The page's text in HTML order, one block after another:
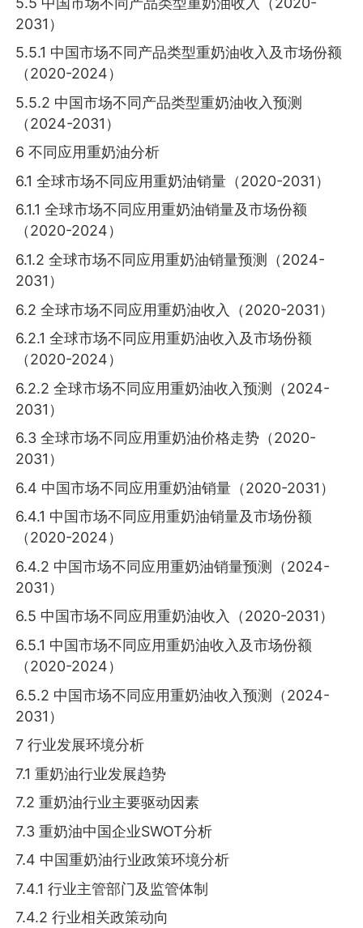
2031）
5.5.1 中国市场不同产品类型重奶油收入及市场份额
（2020-2024）
5.5.2 中国市场不同产品类型重奶油收入预测
（2024-2031）
6 不同应用重奶油分析
6.1 全球市场不同应用重奶油销量（2020-2031）
6.1.1 全球市场不同应用重奶油销量及市场份额
（2020-2024）
6.1.2 全球市场不同应用重奶油销量预测（2024-
2031）
6.2 全球市场不同应用重奶油收入（2020-2031）
6.2.1 全球市场不同应用重奶油收入及市场份额
（2020-2024）
6.2.2 全球市场不同应用重奶油收入预测（2024-
2031）
6.3 全球市场不同应用重奶油价格走势（2020-
2031）
6.4 中国市场不同应用重奶油销量（2020-2031）
6.4.1 中国市场不同应用重奶油销量及市场份额
（2020-2024）
6.4.2 中国市场不同应用重奶油销量预测（2024-
2031）
6.5 中国市场不同应用重奶油收入（2020-2031）
6.5.1 中国市场不同应用重奶油收入及市场份额
（2020-2024）
6.5.2 中国市场不同应用重奶油收入预测（2024-
2031）
7 行业发展环境分析
7.1 重奶油行业发展趋势
7.2 重奶油行业主要驱动因素
7.3 重奶油中国企业SWOT分析
7.4 中国重奶油行业政策环境分析
7.4.1 行业主管部门及监管体制
7.4.2 行业相关政策动向